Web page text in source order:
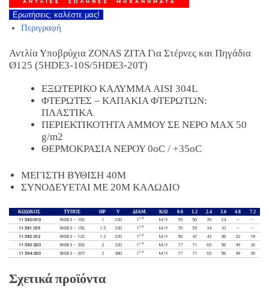
Ερωτήσεις; καλέστε μας!
Περιγραφή
Αντλία Υποβρύχια ZONAS ZITA Για Στέρνες και Πηγάδια
Ø125 (5HDE3-10S/5HDE3-20T)
ΕΞΩΤΕΡΙΚΟ ΚΑΛΥΜΜΑ AISI 304L
ΦΤΕΡΩΤΕΣ – ΚΑΠΑΚΙΑ ΦΤΕΡΩΤΩΝ:
ΠΛΑΣΤΙΚΑ
ΠΕΡΙΕΚΤΙΚΟΤΗΤΑ ΑΜΜΟΥ ΣΕ ΝΕΡΟ MAX 50
g/m2
ΘΕΡΜΟΚΡΑΣΙΑ ΝΕΡΟΥ 0oC / +35oC
ΜΕΓΙΣΤΗ ΒΥΘΙΣΗ 40M
ΣΥΝΟΔΕΥΕΤΑΙ ΜΕ 20M ΚΑΛΩΔΙΟ
ΚΩΔΙΚΟΣ ΤΥΠΟΣ HP V ΔΙΑΜ. Κ/Ω 0.6 1.2 2.4 3.6 4.8
7.2
11.580.010
5HDE3 – 10S 1 220 11/4 Μ/Υ 59 50 39 24 –
–
11.581.015
5HDE3 – 15S 1.5 220 11/4 Μ/Υ 70 55 34 10 –
–
11.582.012
5HDE3 – 12S 1.2 220 11/4 Μ/Υ 50 47 43 38 32
18
11.583.020
5HDE3 – 20S 2 220 11/4 Μ/Υ 77 71 65 58 49
26
11.584.020
5HDE3 – 20T 2 380 11/4 Μ/Υ 77 71 65 58 49 26
Σχετικά προϊόντα